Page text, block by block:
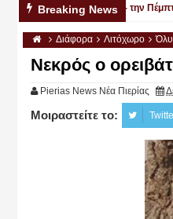
Breaking News
στην Κατερίνη - την Πέμπτη η
Διάφορα Λιτόχωρο
Νεκρός ο
Pierias News Νέα Πιερίας
Μοιραστείτε το: